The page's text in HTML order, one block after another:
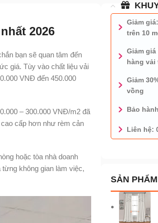
2026
bạn sẽ quan tâm đến
giá. Tùy vào chất liệu vải
VNĐ đến 450.000
– 300.000 VNĐ/m2 đã
cấp hơn như rèm cản
hoặc tòa nhà doanh
không gian làm việc,
Giảm
trên 10
Giảm
hàng vải
Giảm
vồng
Bảo
Liên hệ:
SẢN